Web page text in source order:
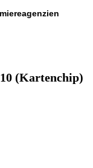
(Kartenchip)